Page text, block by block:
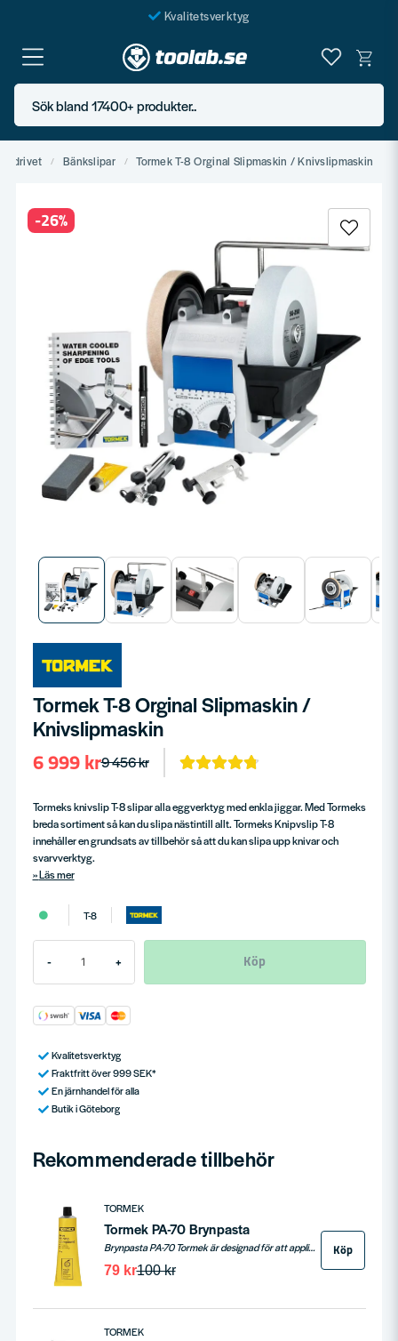
Kvalitetsverktyg
Fraktfritt över 999 SEK*
En järnhandel för alla
Butik i Göteborg
Sök bland 17400+ produkter..
Eldrivet Bänkslipar Tormek T-8 Orginal Slipmaskin / Knivslipmaskin
-26%
Tormek T-8 Orginal Slipmaskin /
Knivslipmaskin
9 456 kr
6 999 kr
Tormeks knivslip T-8 slipar alla eggverktyg med enkla jiggar. Med Tormeks
breda sortiment så kan du slipa nästintill allt. Tormeks Knipvslip T-8
innehåller en grundsats av tillbehör så att du kan slipa upp knivar och
svarvverktyg.
Läs mer
T-8
- + Köp
Kvalitetsverktyg
Fraktfritt över 999 SEK*
En järnhandel för alla
Butik i Göteborg
Rekommenderade tillbehör
TORMEK
Tormek PA-70 Brynpasta
Brynpasta PA-70 Tormek är designad för att appliceras på läderbrynskivan. Med en kornstorlek på 0,003 mm polerar den din egg till en spegelblank finish, samtidigt som den eliminerar råeggen.
100 kr
79 kr
Köp
TORMEK